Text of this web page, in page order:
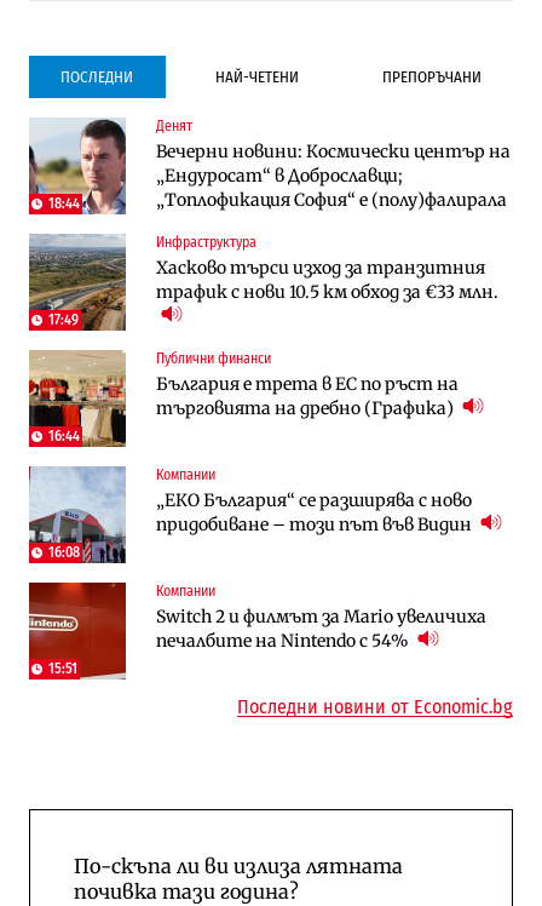
ПОСЛЕДНИ НАЙ-ЧЕТЕНИ ПРЕПОРЪЧАНИ
18:44
Денят
Вечерни новини: Космически център на
„Ендуросат“ в Доброславци;
„Топлофикация София“ e (полу)фалирала
17:49
Инфраструктура
Хасково търси изход за транзитния
трафик с нови 10.5 км обход за €33 млн.
16:44
Публични финанси
България е трета в ЕС по ръст на
търговията на дребно (Графика)
16:08
Компании
„ЕКО България“ се разширява с ново
придобиване – този път във Видин
15:51
Компании
Switch 2 и филмът за Mario увеличиха
печалбите на Nintendo с 54%
Градоустройство
Столична община избра изпълнител за
преместването на трамвайното
трасе по бул. „Скобелев“
Компании
Vivacom предлага над 150 устройства с
90% отстъпка през август
Енергетика
АЕЦ „Козлодуй“ ще работи само още
няколко седмици, ако сушата продължи
Digi&AI
Трафикът толкова е намалял, че големи
медии обмислят да се откажат
Публични финанси
Общините вече зависят от
централната власт за 75% от
Компании
Vivacom предлага над 150 устройства с
90% отстъпка през август
To:know
Последни дни с обозначаване на цените
в лева: Какво предстои?
Градоустройство
Столична община избра изпълнител за
преместването на трамвайното
To:know
Какво се променя в България от 1
август?
Отрасли
Жилищата в България поскъпват при
намаляващо население и все повече
Последни новини от Economic.bg
По-скъпа ли ви излиза лятната
почивка тази година?